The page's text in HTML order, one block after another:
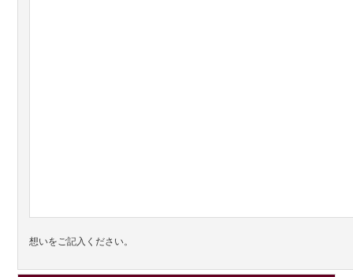
想いをご記入ください。